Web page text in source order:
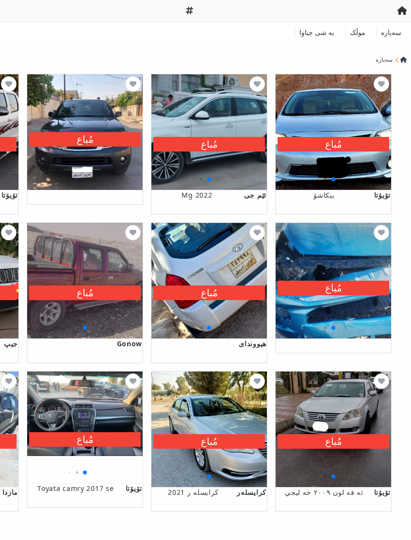
سەیارە موڵک به‌ شی جیاوا
سەیارە
تۆیۆتا بیکاشۆ
مُباع
ئێم جی Mg 2022
مُباع مُباع
تۆیۆتا
مُباع
هیووندای
مُباع
Gonow
مُباع
جیپ
تۆیۆتا ئه فه لون ٢٠٠٩ خه ليجي
مُباع
كرایسلەر کرایسلە ر 2021
مُباع
تۆیۆتا Toyata camry 2017 se
مُباع
مازدا